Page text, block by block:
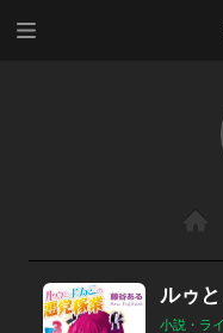
ルゥ
小説・ラ